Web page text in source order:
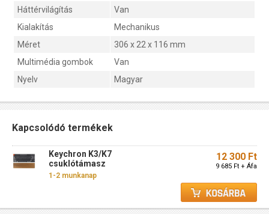
Háttérvilágítás
Van
Kialakítás
Mechanikus
Méret
306 x 22 x 116 mm
Multimédia gombok
Van
Nyelv
Magyar
Kapcsolódó termékek
Keychron K3/K7
csuklótámasz
1-2 munkanap
12 300 Ft
9 685 Ft + Áfa